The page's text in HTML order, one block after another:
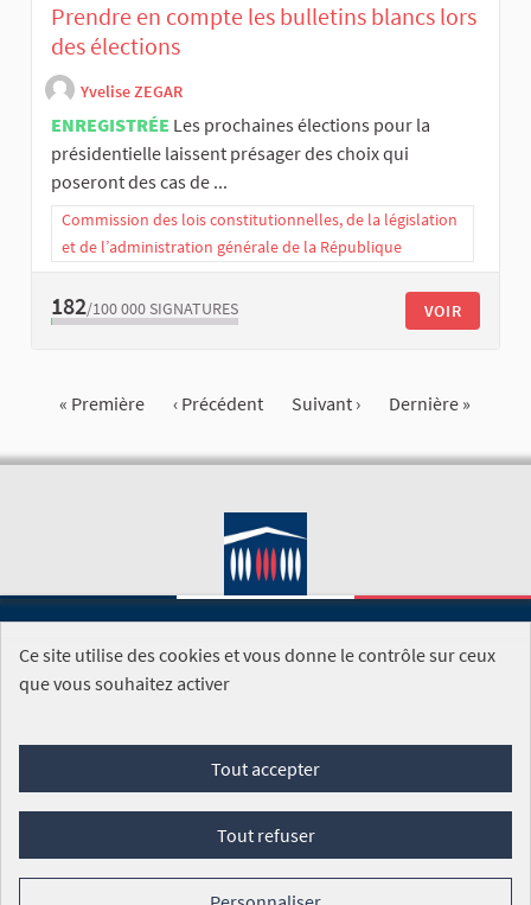
Prendre en compte les bulletins blancs lors
des élections
Yvelise ZEGAR
ENREGISTRÉE Les prochaines élections pour la
présidentielle laissent présager des choix qui
poseront des cas de ...
Commission des lois constitutionnelles, de la législation
et de l’administration générale de la République
182/100 000 SIGNATURES VOIR
« Première ‹ Précédent Suivant › Dernière »
SITE DE L'ASSEMBLÉE NATIONALE
Foire aux questions
Conditions générales d'utilisation (CGU)
Mentions légales
Cookies
Ce site utilise des cookies et vous donne le contrôle sur ceux
que vous souhaitez activer
Tout accepter
Tout refuser